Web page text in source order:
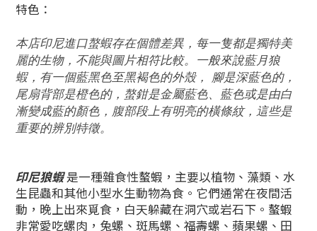
特色：
本店印尼進口螯蝦存在個體差異，每一隻都是獨特美
麗的生物，不能與圖片相符比較。一般來說藍月狼
蝦，有一個藍黑色至黑褐色的外殼， 腳是深藍色的，
尾扇背部是橙色的，螯鉗是金屬藍色、
藍色或是由白
漸變成藍的顏色， 腹部段上有明亮的橫條紋， 這些是
重要的辨別特徵。
印尼狼蝦是一種雜食性螯蝦，主要以植物、藻類、水
生昆蟲和其他小型水生動物為食。它們通常在夜間活
動，晚上出來覓食，白天躲藏在洞穴或岩石下。螯蝦
非常愛吃螺肉，兔螺、斑馬螺、福壽螺、蘋果螺、田